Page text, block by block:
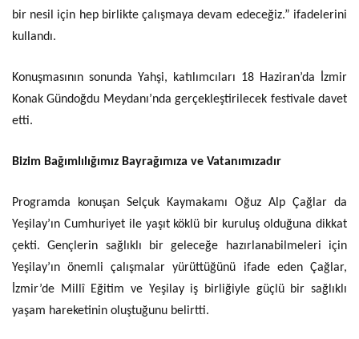
bir nesil için hep birlikte çalışmaya devam edeceğiz.” ifadelerini
kullandı.
Konuşmasının sonunda Yahşi, katılımcıları 18 Haziran’da İzmir
Konak Gündoğdu Meydanı’nda gerçekleştirilecek festivale davet
etti.
Bizim Bağımlılığımız Bayrağımıza ve Vatanımızadır
Programda konuşan Selçuk Kaymakamı Oğuz Alp Çağlar da
Yeşilay’ın Cumhuriyet ile yaşıt köklü bir kuruluş olduğuna dikkat
çekti. Gençlerin sağlıklı bir geleceğe hazırlanabilmeleri için
Yeşilay’ın önemli çalışmalar yürüttüğünü ifade eden Çağlar,
İzmir’de Millî Eğitim ve Yeşilay iş birliğiyle güçlü bir sağlıklı
yaşam hareketinin oluştuğunu belirtti.